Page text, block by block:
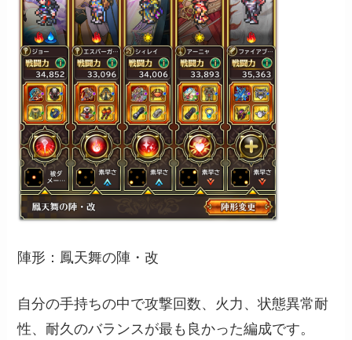
陣形：鳳天舞の陣・改
自分の手持ちの中で攻撃回数、火力、状態異常耐
性、耐久のバランスが最も良かった編成です。